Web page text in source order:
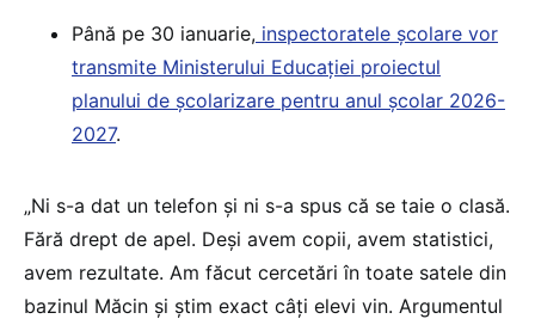
Până pe 30 ianuarie, inspectoratele școlare vor
transmite Ministerului Educației proiectul
planului de școlarizare pentru anul școlar 2026-
2027.
„Ni s-a dat un telefon și ni s-a spus că se taie o clasă.
Fără drept de apel. Deși avem copii, avem statistici,
avem rezultate. Am făcut cercetări în toate satele din
bazinul Măcin și știm exact câți elevi vin. Argumentul